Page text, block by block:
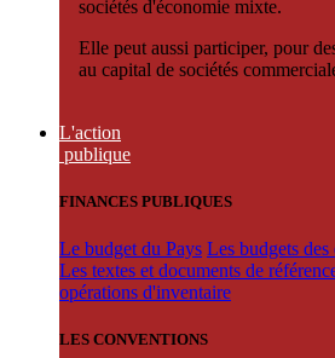
sociétés d'économie mixte.
Elle peut aussi participer, pour
au capital de sociétés
L'action
publique
FINANCES PUBLIQUES
Le budget du Pays Les budgets
Les textes et documents de
opérations d'inventaire
LES CONVENTIONS